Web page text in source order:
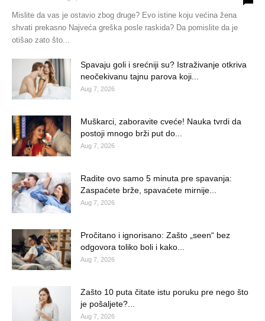
Mislite da vas je ostavio zbog druge? Evo istine koju većina žena
shvati prekasno Najveća greška posle raskida? Da pomislite da je
otišao zato što...
Spavaju goli i srećniji su? Istraživanje otkriva
neočekivanu tajnu parova koji...
Aug 7, 2026
Muškarci, zaboravite cveće! Nauka tvrdi da
postoji mnogo brži put do...
Aug 7, 2026
Radite ovo samo 5 minuta pre spavanja:
Zaspaćete brže, spavaćete mirnije...
Aug 7, 2026
Pročitano i ignorisano: Zašto „seen“ bez
odgovora toliko boli i kako...
Aug 7, 2026
Zašto 10 puta čitate istu poruku pre nego što
je pošaljete?...
Aug 7, 2026